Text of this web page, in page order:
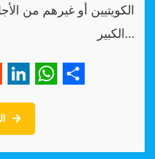
الكويتيين أو غيرهم من
الكبير…
LinkedIn